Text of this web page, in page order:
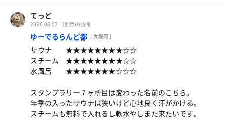
てっど
2026.08.02 1回目の訪問
ゆーでるらんど都 [ 大阪府 ]
サウナ ★★★★★★★★☆☆
スチーム ★★★★★★★★☆☆
水風呂 ★★★★★★★☆☆☆
スタンプラリー７ヶ所目は変わった名前のこちら。
年季の入ったサウナは狭いけど心地良く汗がかける。
スチームも無料で入れるし軟水やしまた来たいです。